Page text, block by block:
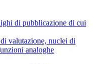
di pubblicazione di cui
valutazione, nuclei di
analoghe